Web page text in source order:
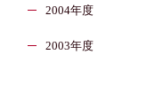
2004年度
2003年度